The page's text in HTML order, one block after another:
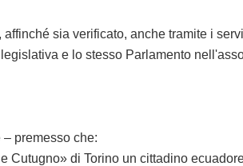
sia verificato, anche tramite i
e lo stesso Parlamento
premesso che:
di Torino un cittadino